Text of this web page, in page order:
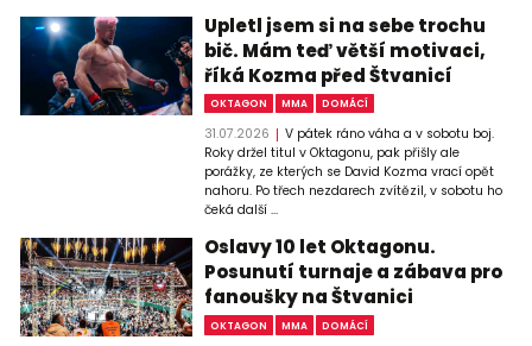
Upletl jsem si na sebe trochu
bič. Mám teď větší motivaci,
říká Kozma před Štvanicí
OKTAGON MMA DOMÁCÍ
31.07.2026
V pátek ráno váha a v sobotu boj.
Roky držel titul v Oktagonu, pak přišly ale
porážky, ze kterých se David Kozma vrací opět
nahoru. Po třech nezdarech zvítězil, v sobotu ho
čeká další ...
Oslavy 10 let Oktagonu.
Posunutí turnaje a zábava pro
fanoušky na Štvanici
OKTAGON MMA DOMÁCÍ